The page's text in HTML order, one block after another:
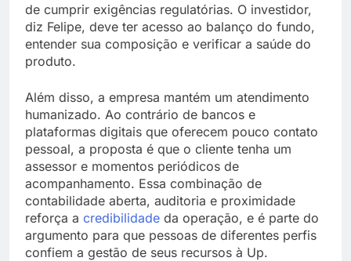
de cumprir exigências regulatórias. O investidor,
diz Felipe, deve ter acesso ao balanço do fundo,
entender sua composição e verificar a saúde do
produto.
Além disso, a empresa mantém um atendimento
humanizado. Ao contrário de bancos e
plataformas digitais que oferecem pouco contato
pessoal, a proposta é que o cliente tenha um
assessor e momentos periódicos de
acompanhamento. Essa combinação de
contabilidade aberta, auditoria e proximidade
reforça a credibilidade da operação, e é parte do
argumento para que pessoas de diferentes perfis
confiem a gestão de seus recursos à Up.